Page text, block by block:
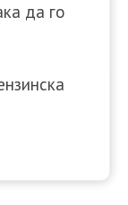
да го